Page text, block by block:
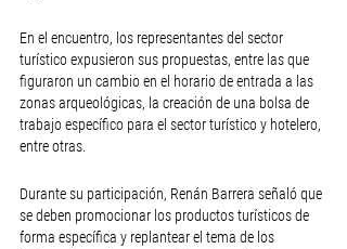
En el encuentro, los representantes del sector
turístico expusieron sus propuestas, entre las que
figuraron un cambio en el horario de entrada a las
zonas arqueológicas, la creación de una bolsa de
trabajo específico para el sector turístico y hotelero,
entre otras.
Durante su participación, Renán Barrera señaló que
se deben promocionar los productos turísticos de
forma específica y replantear el tema de los